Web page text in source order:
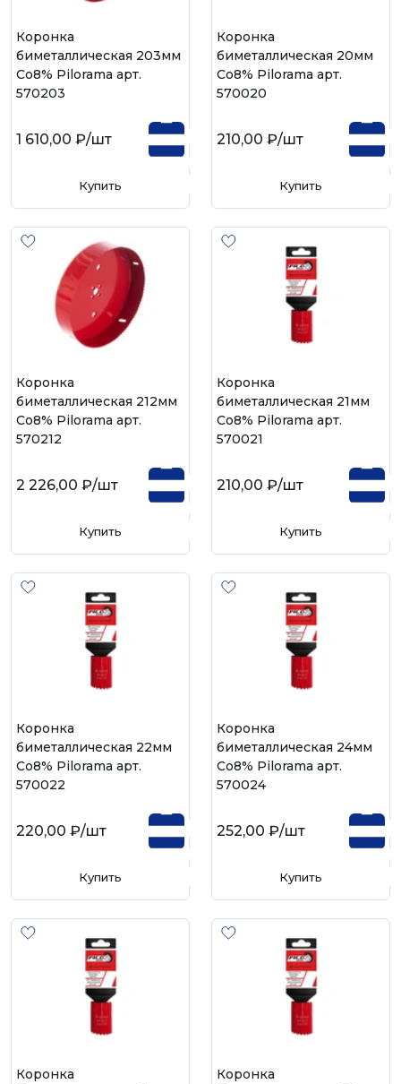
Коронка
биметаллическая 203мм
Со8% Pilorama арт.
570203
1 610,00 ₽/шт
Купить
Коронка
биметаллическая 20мм
Со8% Pilorama арт.
570020
210,00 ₽/шт
Купить
Коронка
биметаллическая 212мм
Со8% Pilorama арт.
570212
2 226,00 ₽/шт
Купить
Коронка
биметаллическая 21мм
Со8% Pilorama арт.
570021
210,00 ₽/шт
Купить
Коронка
биметаллическая 22мм
Со8% Pilorama арт.
570022
220,00 ₽/шт
Купить
Коронка
биметаллическая 24мм
Со8% Pilorama арт.
570024
252,00 ₽/шт
Купить
Коронка
Коронка